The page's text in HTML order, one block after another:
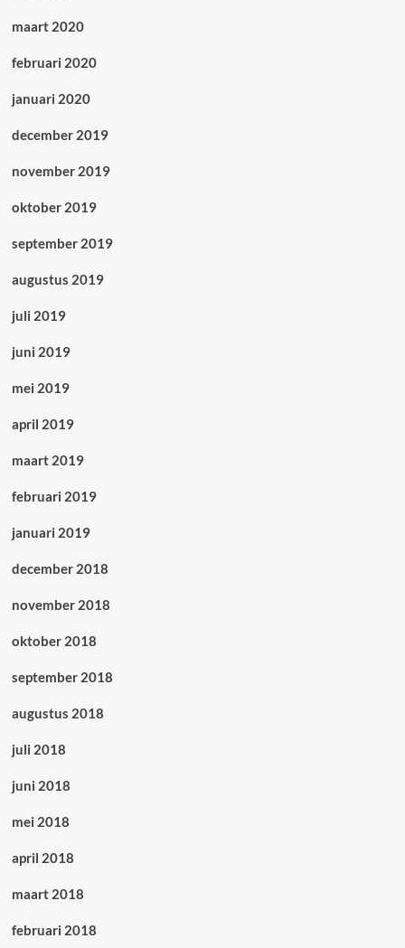
maart 2020
februari 2020
januari 2020
december 2019
november 2019
oktober 2019
september 2019
augustus 2019
juli 2019
juni 2019
mei 2019
april 2019
maart 2019
februari 2019
januari 2019
december 2018
november 2018
oktober 2018
september 2018
augustus 2018
juli 2018
juni 2018
mei 2018
april 2018
maart 2018
februari 2018